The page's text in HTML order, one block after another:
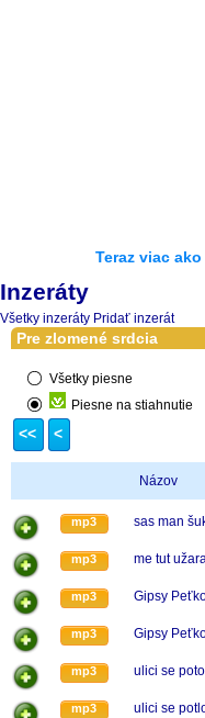
Teraz viac ako
Inzeráty
Všetky inzeráty Pridať inzerát
Pre zlomené srdcia
Všetky piesne
Piesne na stiahnutie
<< <
Názov
mp3 sas man
mp3 me tut
mp3 Gipsy
mp3 Gipsy
mp3 ulici se
mp3 ulici se